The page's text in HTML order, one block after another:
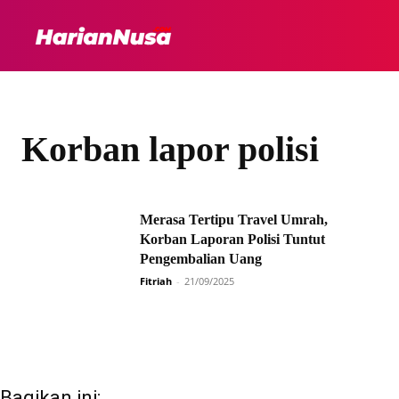
Korban lapor polisi
Merasa Tertipu Travel Umrah,
Korban Laporan Polisi Tuntut
Pengembalian Uang
Fitriah - 21/09/2025